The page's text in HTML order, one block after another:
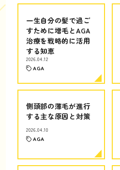
一生自分の髪で過ご
すために増毛とAGA
治療を戦略的に活用
する知恵
2026.04.12
AGA
側頭部の薄毛が進行
する主な原因と対策
2026.04.10
AGA